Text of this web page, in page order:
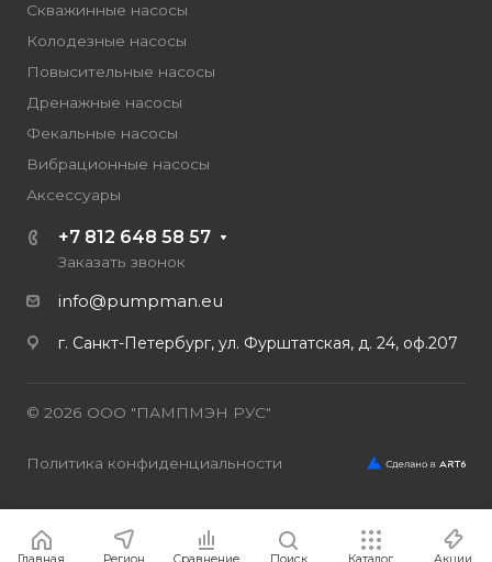
Скважинные насосы
Колодезные насосы
Повысительные насосы
Дренажные насосы
Фекальные насосы
Вибрационные насосы
Аксессуары
+7 812 648 58 57
Заказать звонок
info@pumpman.eu
г. Санкт-Петербург, ул. Фурштатская, д. 24, оф.207
© 2026 ООО "ПАМПМЭН РУС"
Политика конфиденциальности